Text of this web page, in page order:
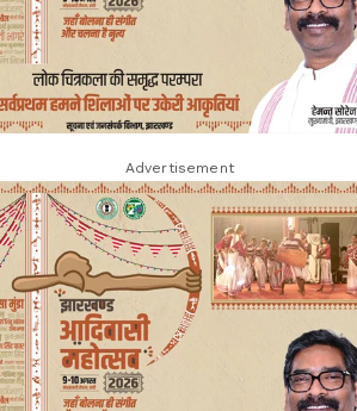
Advertisement